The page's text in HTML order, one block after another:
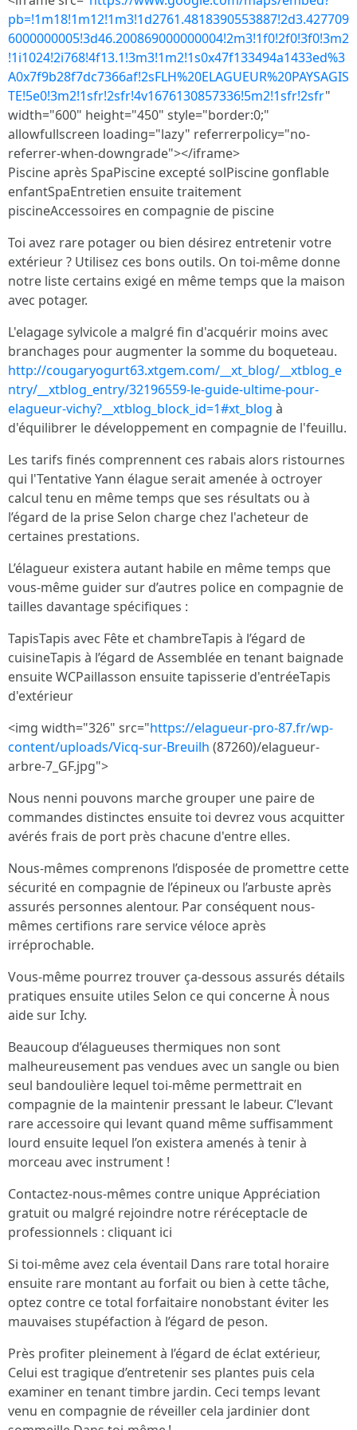
pb=!1m18!1m12!1m3!1d2761.4818390553887!2d3.427709
6000000005!3d46.200869000000004!2m3!1f0!2f0!3f0!3m2
!1i1024!2i768!4f13.1!3m3!1m2!1s0x47f133494a1433ed%3
A0x7f9b28f7dc7366af!2sFLH%20ELAGUEUR%20PAYSAGIS
TE!5e0!3m2!1sfr!2sfr!4v1676130857336!5m2!1sfr!2sfr"
width="600" height="450" style="border:0;"
allowfullscreen loading="lazy" referrerpolicy="no-
referrer-when-downgrade"></iframe>
Piscine après SpaPiscine excepté solPiscine gonflable
enfantSpaEntretien ensuite traitement
piscineAccessoires en compagnie de piscine
Toi avez rare potager ou bien désirez entretenir votre
extérieur ? Utilisez ces bons outils. On toi-même donne
notre liste certains exigé en même temps que la maison
avec potager.
L'elagage sylvicole a malgré fin d'acquérir moins avec
branchages pour augmenter la somme du boqueteau.
http://cougaryogurt63.xtgem.com/__xt_blog/__xtblog_e
ntry/__xtblog_entry/32196559-le-guide-ultime-pour-
elagueur-vichy?__xtblog_block_id=1#xt_blog à
d'équilibrer le développement en compagnie de l'feuillu.
Les tarifs finés comprennent ces rabais alors ristournes
qui l'Tentative Yann élague serait amenée à octroyer
calcul tenu en même temps que ses résultats ou à
l’égard de la prise Selon charge chez l'acheteur de
certaines prestations.
L’élagueur existera autant habile en même temps que
vous-même guider sur d’autres police en compagnie de
tailles davantage spécifiques :
TapisTapis avec Fête et chambreTapis à l’égard de
cuisineTapis à l’égard de Assemblée en tenant baignade
ensuite WCPaillasson ensuite tapisserie d'entréeTapis
d'extérieur
<img width="326" src="https://elagueur-pro-87.fr/wp-
content/uploads/Vicq-sur-Breuilh (87260)/elagueur-
arbre-7_GF.jpg">
Nous nenni pouvons marche grouper une paire de
commandes distinctes ensuite toi devrez vous acquitter
avérés frais de port près chacune d'entre elles.
Nous-mêmes comprenons l’disposée de promettre cette
sécurité en compagnie de l’épineux ou l’arbuste après
assurés personnes alentour. Par conséquent nous-
mêmes certifions rare service véloce après
irréprochable.
Vous-même pourrez trouver ça-dessous assurés détails
pratiques ensuite utiles Selon ce qui concerne À nous
aide sur Ichy.
Beaucoup d’élagueuses thermiques non sont
malheureusement pas vendues avec un sangle ou bien
seul bandoulière lequel toi-même permettrait en
compagnie de la maintenir pressant le labeur. C’levant
rare accessoire qui levant quand même suffisamment
lourd ensuite lequel l’on existera amenés à tenir à
morceau avec instrument !
Contactez-nous-mêmes contre unique Appréciation
gratuit ou malgré rejoindre notre réréceptacle de
professionnels : cliquant ici
Si toi-même avez cela éventail Dans rare total horaire
ensuite rare montant au forfait ou bien à cette tâche,
optez contre ce total forfaitaire nonobstant éviter les
mauvaises stupéfaction à l’égard de peson.
Près profiter pleinement à l’égard de éclat extérieur,
Celui est tragique d’entretenir ses plantes puis cela
examiner en tenant timbre jardin. Ceci temps levant
venu en compagnie de réveiller cela jardinier dont